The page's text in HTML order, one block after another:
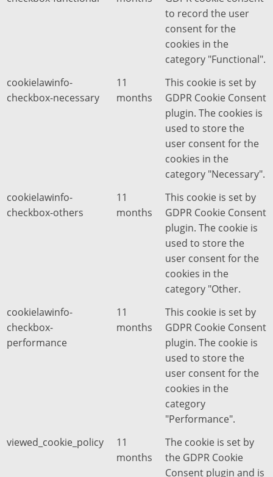
to record the user
consent for the
cookies in the
category "Functional".
cookielawinfo-
checkbox-necessary
11
months
This cookie is set by
GDPR Cookie Consent
plugin. The cookies is
used to store the
user consent for the
cookies in the
category "Necessary".
cookielawinfo-
checkbox-others
11
months
This cookie is set by
GDPR Cookie Consent
plugin. The cookie is
used to store the
user consent for the
cookies in the
category "Other.
cookielawinfo-
checkbox-
performance
11
months
This cookie is set by
GDPR Cookie Consent
plugin. The cookie is
used to store the
user consent for the
cookies in the
category
"Performance".
viewed_cookie_policy
11
months
The cookie is set by
the GDPR Cookie
Consent plugin and is